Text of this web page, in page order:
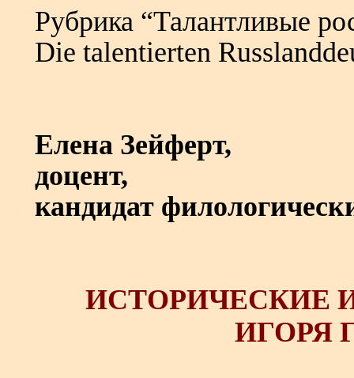
Рубрика “Талантливые
Die talentierten
Елена Зейферт,
доцент,
кандидат
ИСТОРИЧЕСКИЕ
ИГОРЯ